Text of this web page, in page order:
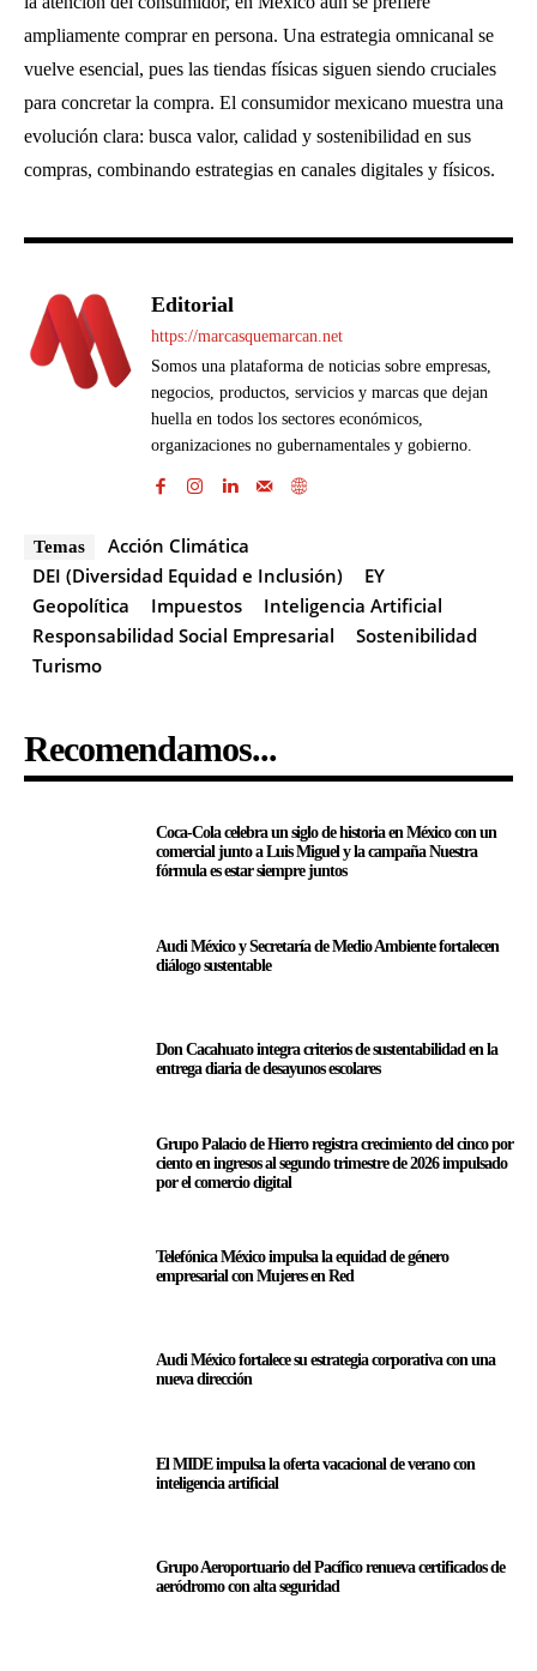
ampliamente comprar en persona. Una estrategia omnicanal se
vuelve esencial, pues las tiendas físicas siguen siendo cruciales
para concretar la compra. El consumidor mexicano muestra una
evolución clara: busca valor, calidad y sostenibilidad en sus
compras, combinando estrategias en canales digitales y físicos.
Editorial
https://marcasquemarcan.net
Somos una plataforma de noticias sobre empresas,
negocios, productos, servicios y marcas que dejan
huella en todos los sectores económicos,
organizaciones no gubernamentales y gobierno.
Temas
Acción Climática
DEI (Diversidad Equidad e Inclusión)
EY
Geopolítica
Impuestos
Inteligencia Artificial
Responsabilidad Social Empresarial
Sostenibilidad
Turismo
Recomendamos...
Coca-Cola celebra un siglo de historia en México con un
comercial junto a Luis Miguel y la campaña Nuestra
fórmula es estar siempre juntos
Audi México y Secretaría de Medio Ambiente fortalecen
diálogo sustentable
Don Cacahuato integra criterios de sustentabilidad en la
entrega diaria de desayunos escolares
Grupo Palacio de Hierro registra crecimiento del cinco por
ciento en ingresos al segundo trimestre de 2026 impulsado
por el comercio digital
Telefónica México impulsa la equidad de género
empresarial con Mujeres en Red
Audi México fortalece su estrategia corporativa con una
nueva dirección
El MIDE impulsa la oferta vacacional de verano con
inteligencia artificial
Grupo Aeroportuario del Pacífico renueva certificados de
aeródromo con alta seguridad